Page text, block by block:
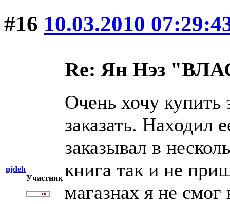
#16 10.03.2010
njdeh
Участник
Re: Ян Нэз
Очень хочу купить
заказать. Находил
заказывал в
книга так и не
магазнах я не